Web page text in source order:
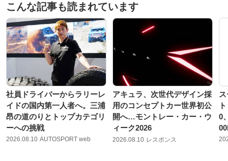
こんな記事も読まれています
社員ドライバーからラリーレ
イドの国内第一人者へ。三浦
昂の道のりとトップカテゴリ
ーへの挑戦
2026.08.10 AUTOSPORT web
アキュラ、次世代デザイン採
用のコンセプトカー世界初公
開へ…モントレー・カー・ウ
ィーク2026
2026.08.10 レスポンス
0